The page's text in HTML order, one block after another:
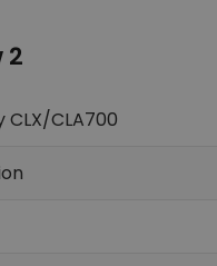
2
CLX/CLA700